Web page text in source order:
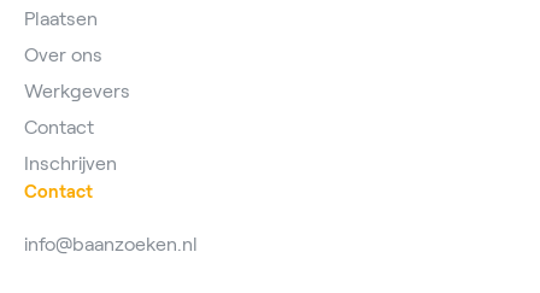
Plaatsen
Over ons
Werkgevers
Contact
Inschrijven
Contact
info@baanzoeken.nl